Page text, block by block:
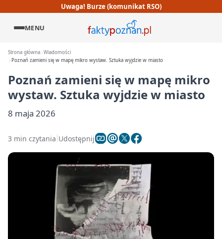
Uwaga! Burze (komunikat RSO)
MENU
Strona główna Wiadomości
Poznań zamieni się w mapę mikro wystaw. Sztuka wyjdzie w miasto
Poznań zamieni się w mapę mikro
wystaw. Sztuka wyjdzie w miasto
8 maja 2026
3 min czytania Udostępnij